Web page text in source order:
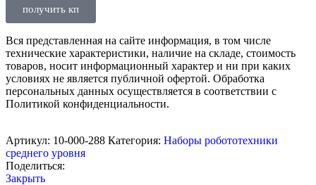
получить кп
Вся представленная на сайте информация, в том числе
технические характеристики, наличие на складе, стоимость
товаров, носит информационный характер и ни при каких
условиях не является публичной офертой. Обработка
персональных данных осуществляется в соответствии с
Политикой конфиденциальности.
Артикул: 10-000-288 Категория: Наборы робототехники
среднего уровня
Поделиться:
Закрыть